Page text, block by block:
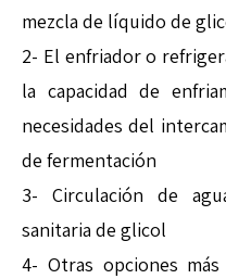
mezcla de líquido de
2- El enfriador o
la capacidad de
necesidades del
de fermentación
3- Circulación de
sanitaria de glicol
4- Otras opciones